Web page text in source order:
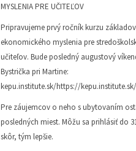
MYSLENIA PRE UČITEĽOV
Pripravujeme prvý ročník kurzu základov
ekonomického myslenia pre
učiteľov. Bude posledný augustový
Bystrička pri Martine:
kepu.institute.sk/https://kepu.institute.sk/
Pre záujemcov o neho s ubytovaním
posledných miest. Môžu sa prihlásiť do
skôr, tým lepšie.